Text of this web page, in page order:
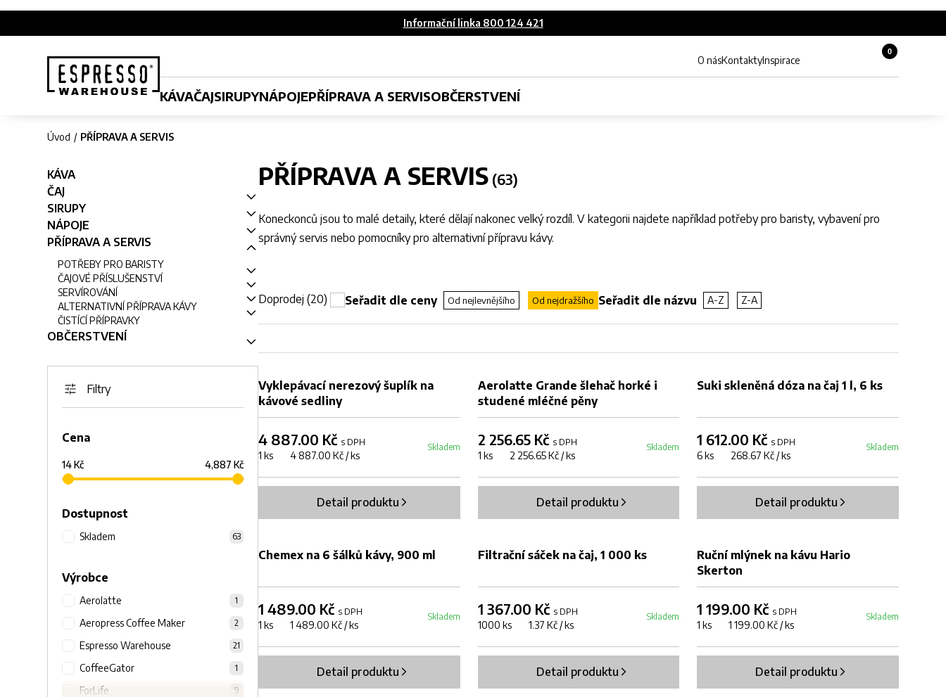
Informační linka 800 124 421
O násKontaktyInspirace
0
Košík, 0
KÁVAČAJSIRUPYNÁPOJEPŘÍPRAVA A SERVISOBČERSTVENÍ
Úvod PŘÍPRAVA A SERVIS
KÁVA
ČAJ
SIRUPY
NÁPOJE
PŘÍPRAVA A SERVIS
POTŘEBY PRO BARISTY
ČAJOVÉ PŘÍSLUŠENSTVÍ
SERVÍROVÁNÍ
ALTERNATIVNÍ PŘÍPRAVA KÁVY
ČISTÍCÍ PŘÍPRAVKY
OBČERSTVENÍ
Filtry
Cena
14 Kč 4,887 Kč
Dostupnost
Skladem 63
Výrobce
Aerolatte 1
Aeropress Coffee Maker 2
Espresso Warehouse 21
CoffeeGator 1
ForLife
9
PŘÍPRAVA A SERVIS
Koneckonců jsou to malé detaily, které dělají nakonec velký rozdíl. V kategorii najdete například potřeby pro baristy, vybavení pro
správný servis nebo pomocníky pro alternativní přípravu kávy.
Doprodej (20) Seřadit dle ceny Od nejlevnějšího Od nejdražšího Seřadit dle názvu A-Z Z-A
Vyklepávací nerezový šuplík na
kávové sedliny
4 887.00 Kč s DPH
1 ks 4 887.00 Kč / ks
Skladem
Detail produktu
DOPRODEJ
Aerolatte Grande šlehač horké i
studené mléčné pěny
2 256.65 Kč s DPH
1 ks 2 256.65 Kč / ks
Skladem
Detail produktu
DOPRODEJ
Suki skleněná dóza na čaj 1 l, 6 ks
1 612.00 Kč s DPH
6 ks 268.67 Kč / ks
Skladem
Detail produktu
DOPRODEJ
Chemex na 6 šálků kávy, 900 ml
1 489.00 Kč s DPH
1 ks 1 489.00 Kč / ks
Skladem
Detail produktu
Filtrační sáček na čaj, 1 000 ks
1 367.00 Kč s DPH
1000 ks 1.37 Kč / ks
Skladem
Detail produktu
DOPRODEJ
Ruční mlýnek na kávu Hario
Skerton
1 199.00 Kč s DPH
1 ks 1 199.00 Kč / ks
Skladem
Detail produktu